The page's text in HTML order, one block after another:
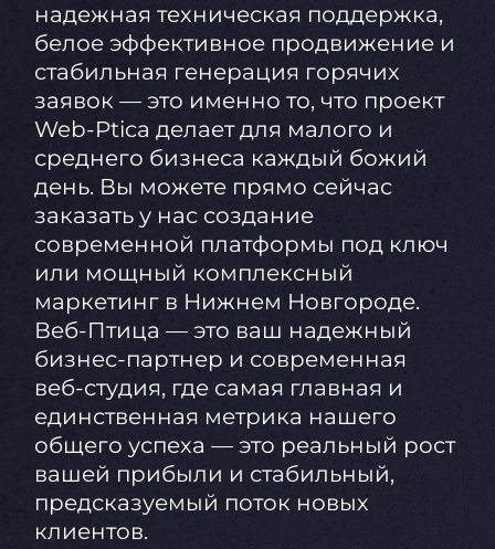
надежная техническая поддержка,
белое эффективное продвижение и
стабильная генерация горячих
заявок — это именно то, что проект
Web-Ptica делает для малого и
среднего бизнеса каждый божий
день. Вы можете прямо сейчас
заказать у нас создание
современной платформы под ключ
или мощный комплексный
маркетинг в Нижнем Новгороде.
Веб-Птица — это ваш надежный
бизнес-партнер и современная
веб-студия, где самая главная и
единственная метрика нашего
общего успеха — это реальный рост
вашей прибыли и стабильный,
предсказуемый поток новых
клиентов.